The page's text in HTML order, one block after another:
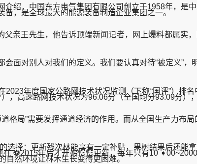
，中国东方电气集团有限公司创立于1958年，是
，是全球最大的能源装备制造企业集团之一。
王先生，他告诉顶端新闻记者，网上爆料都属实
对别人对我们的定义。我们要认真对待“被定义”，
年度国家公路网技术状况监测（下称“国评”）排
，高速路网技术状况为96.06分（全国均分93.09分）
局”需要发挥通道经济的作用。而从全国生产力布
择：更新残次林能享有一定补贴，果树结果后还能
⚽2015年后才开始慢慢更新，每年只有10
自然环境让林木生长变得更困难。